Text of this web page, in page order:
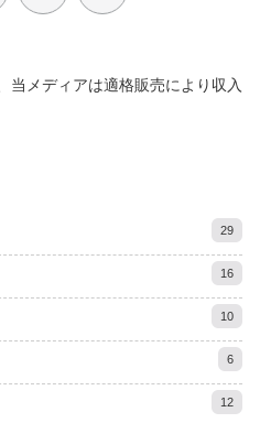
当メディアは適格販売により収入
29
16
10
6
12